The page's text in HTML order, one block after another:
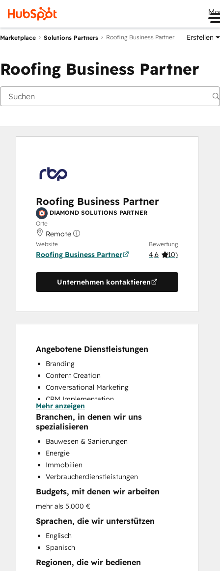
Marketplace Solutions Partners Roofing Business Partner Erstellen
Roofing Business Partner
Roofing Business Partner
DIAMOND SOLUTIONS PARTNER
Orte
Remote
Website
Roofing Business Partner
Bewertung
4,6 (10)
Unternehmen kontaktieren
Angebotene Dienstleistungen
Branding
Content Creation
Conversational Marketing
CRM Implementation
CRM Migration
Custom API Integrations
Customer Success Training
Customer Support Training
Email Marketing
Full Inbound Marketing Services
HubSpot Onboarding
Knowledge Base Development
Paid Advertising
Sales and Marketing Alignment
Sales Coaching and Training
Sales Enablement
Mehr anzeigen
Branchen, in denen wir uns
spezialisieren
Bauwesen & Sanierungen
Energie
Immobilien
Verbraucherdienstleistungen
Budgets, mit denen wir arbeiten
mehr als 5.000 €
Sprachen, die wir unterstützen
Englisch
Spanisch
Regionen, die wir bedienen